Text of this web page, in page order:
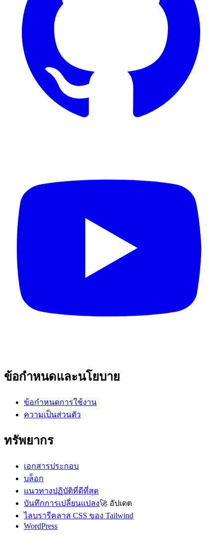
ข้อกำหนดและนโยบาย
ข้อกำหนดการใช้งาน
ความเป็นส่วนตัว
ทรัพยากร
เอกสารประกอบ
บล็อก
แนวทางปฏิบัติที่ดีที่สุด
บันทึกการเปลี่ยนแปลง🚀 อัปเดต
ไลบรารีคลาส CSS ของ Tailwind
WordPress